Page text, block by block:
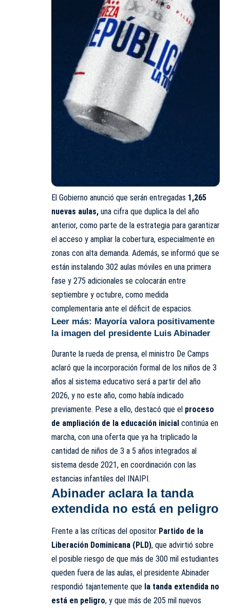
El Gobierno anunció que serán entregadas 1,265
nuevas aulas, una cifra que duplica la del año
anterior, como parte de la estrategia para garantizar
el acceso y ampliar la cobertura, especialmente en
zonas con alta demanda. Además, se informó que se
están instalando 302 aulas móviles en una primera
fase y 275 adicionales se colocarán entre
septiembre y octubre, como medida
complementaria ante el déficit de espacios.
Leer más: Mayoría valora positivamente
la imagen del presidente Luis Abinader
Durante la rueda de prensa, el ministro De Camps
aclaró que la incorporación formal de los niños de 3
años al sistema educativo será a partir del año
2026, y no este año, como había indicado
previamente. Pese a ello, destacó que el proceso
de ampliación de la educación inicial continúa en
marcha, con una oferta que ya ha triplicado la
cantidad de niños de 3 a 5 años integrados al
sistema desde 2021, en coordinación con las
estancias infantiles del INAIPI.
Abinader aclara la tanda
extendida no está en peligro
Frente a las críticas del opositor Partido de la
Liberación Dominicana (PLD), que advirtió sobre
el posible riesgo de que más de 300 mil estudiantes
queden fuera de las aulas, el presidente Abinader
respondió tajantemente que la tanda extendida no
está en peligro, y que más de 205 mil nuevos